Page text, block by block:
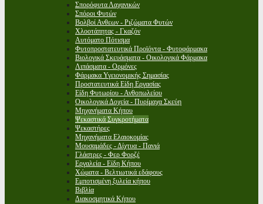
Σπορόφυτα Λαχανικών
Σπόροι Φυτών
Βολβοί Ανθεων - Ριζώματα Φυτών
Χλοοτάπητας - Γκαζόν
Αυτόματο Πότισμα
Φυτοπροστατευτικά Προϊόντα - Φυτοφάρμακα
Βιολογικά Σκευάσματα - Οικολογικά Φάρμακα
Λιπάσματα - Ορμόνες
Φάρμακα Υγειονομικής Σημασίας
Προστατευτικά Είδη Εργασίας
Είδη Φυτωρίου - Ανθοπωλείου
Οικολογικά Δοχεία - Πυρίμαχα Σκεύη
Μηχανήματα Κήπου
Ψεκαστικά Συγκροτήματα
Ψεκαστήρες
Μηχανήματα Ελαιοκομίας
Μουσαμάδες - Δίχτυα - Πανιά
Γλάστρες - Φερ Φορζέ
Εργαλεία - Είδη Κήπου
Χώματα - Βελτιωτικά εδάφους
Εμποτισμένη ξυλεία κήπου
Βιβλία
Διακοσμητικά Κήπου